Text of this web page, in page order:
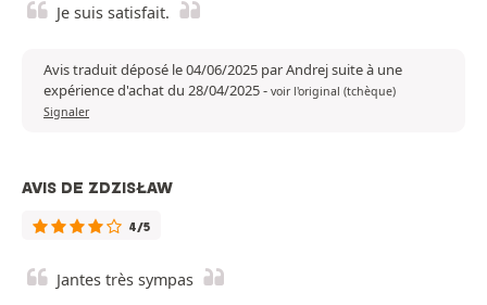
Je suis satisfait.
Avis traduit déposé le 04/06/2025 par Andrej suite à une
expérience d'achat du 28/04/2025- voir l'original (tchèque)
Signaler
AVIS DE ZDZISŁAW
4/5
Jantes très sympas